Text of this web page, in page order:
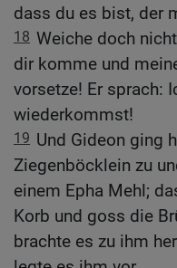
dass du es bist, der
18 Weiche doch
dir komme und
vorsetze! Er sprach:
wiederkommst!
19 Und Gideon ging
Ziegenböcklein zu
einem Epha Mehl;
Korb und goss die
brachte es zu ihm